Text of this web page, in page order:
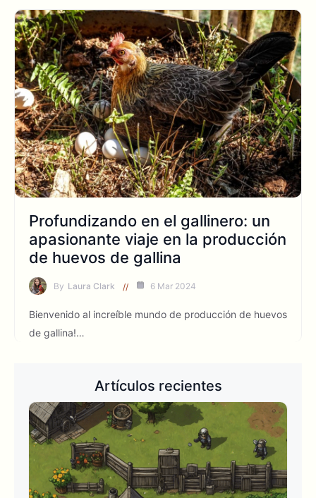
Profundizando en el gallinero: un
apasionante viaje en la producción
de huevos de gallina
By Laura Clark 6 Mar 2024
Bienvenido al increíble mundo de producción de huevos
de gallina!…
Artículos recientes